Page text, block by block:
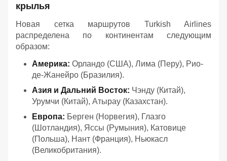
крылья
Новая сетка маршрутов Turkish Airlines
распределена по континентам следующим
образом:
Америка: Орландо (США), Лима (Перу), Рио-
де-Жанейро (Бразилия).
Азия и Дальний Восток: Чэнду (Китай),
Урумчи (Китай), Атырау (Казахстан).
Европа: Берген (Норвегия), Глазго
(Шотландия), Яссы (Румыния), Катовице
(Польша), Нант (Франция), Ньюкасл
(Великобритания).